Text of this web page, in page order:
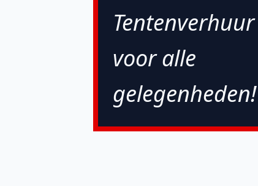
Tentenverhuur
voor alle
gelegenheden!